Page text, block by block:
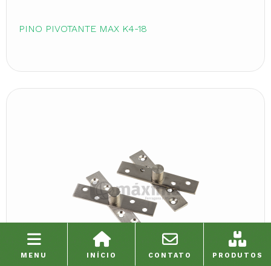
MENU INÍCIO CONTATO PRODUTOS
PINO PIVOTANTE MAX K4-18